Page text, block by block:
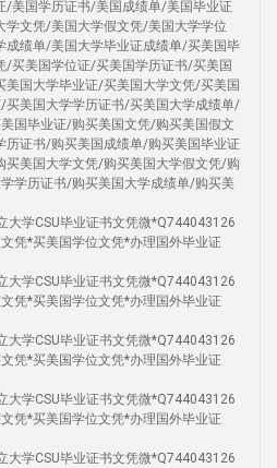
/美国学历证书/美国成绩单/美国毕业证
文凭/美国大学假文凭/美国大学学位
绩单/美国大学毕业证成绩单/买美国毕
买美国学位证/买美国学历证书/买美国
国大学毕业证/买美国大学文凭/买美国
买美国大学学历证书/买美国大学成绩单/
国毕业证/购买美国文凭/购买美国假文
证书/购买美国成绩单/购买美国毕业证
美国大学文凭/购买美国大学假文凭/购
学历证书/购买美国大学成绩单/购买美
大学CSU毕业证书文凭微*Q744043126
凭*买美国学位文凭*办理国外毕业证
大学CSU毕业证书文凭微*Q744043126
凭*买美国学位文凭*办理国外毕业证
大学CSU毕业证书文凭微*Q744043126
凭*买美国学位文凭*办理国外毕业证
大学CSU毕业证书文凭微*Q744043126
凭*买美国学位文凭*办理国外毕业证
大学CSU毕业证书文凭微*Q744043126